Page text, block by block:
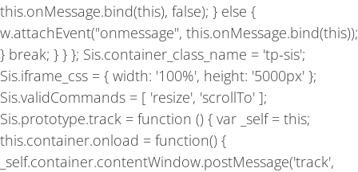
this.onMessage.bind(this), false); } else {
w.attachEvent("onmessage", this.onMessage.bind(this));
} break; } } }; Sis.container_class_name = 'tp-sis';
Sis.iframe_css = { width: '100%', height: '5000px' };
Sis.validCommands = [ 'resize', 'scrollTo' ];
Sis.prototype.track = function () { var _self = this;
this.container.onload = function() {
_self.container.contentWindow.postMessage('track',